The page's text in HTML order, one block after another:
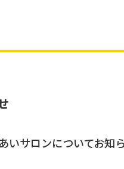
いサロンについてお知